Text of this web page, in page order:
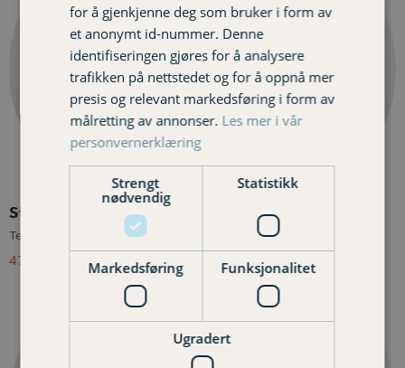
Stina Wold-Erstad
Teamleder/rådgiver privat
476 21 705
Ann-Karin Huseby
Kunderådgiver privat
957 71 477
for å gjenkjenne deg som bruker i form av
et anonymt id-nummer. Denne
identifiseringen gjøres for å analysere
trafikken på nettstedet og for å oppnå mer
presis og relevant markedsføring i form av
målretting av annonser. Les mer i vår
personvernerklæring
Strengt
nødvendig
Statistikk
Markedsføring Funksjonalitet
Ugradert